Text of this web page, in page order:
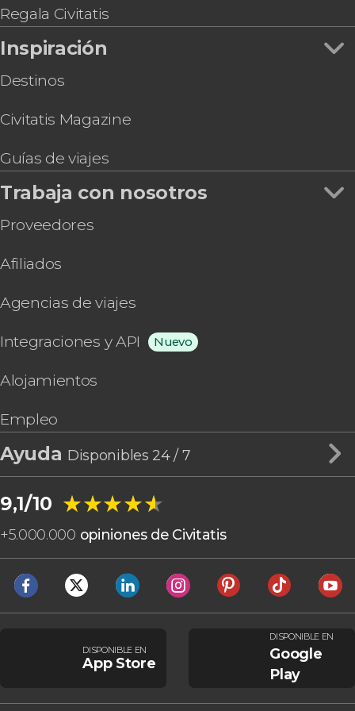
Hidalgo + Grutas de Tolantongo
Entrada al mirador de la Torre Latino
Experiencia temazcal en Aldea Tonantzin
Regala Civitatis
Inspiración
Destinos
Civitatis Magazine
Guías de viajes
Trabaja con nosotros
Proveedores
Afiliados
Agencias de viajes
Integraciones y API Nuevo
Alojamientos
Empleo
Ayuda Disponibles 24 / 7
9,1/10 ★★★★★
★★★★★
+5.000.000 opiniones de Civitatis
DISPONIBLE EN
App Store
DISPONIBLE EN
Google
Play